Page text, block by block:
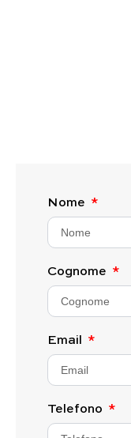
Nome
Cognome
Email
Telefono